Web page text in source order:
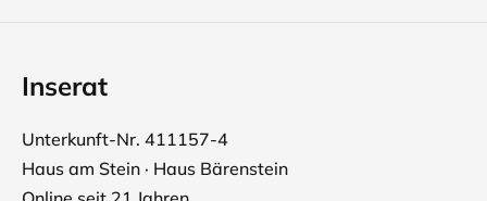
Inserat
Unterkunft-Nr. 411157-4
Haus am Stein · Haus Bärenstein